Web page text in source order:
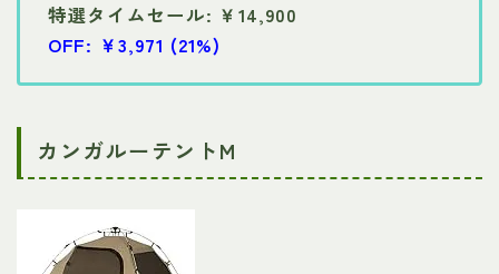
特選タイムセール: ￥14,900
OFF: ￥3,971 (21%)
カンガルーテントM